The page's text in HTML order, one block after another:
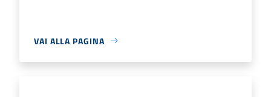
VAI ALLA PAGINA